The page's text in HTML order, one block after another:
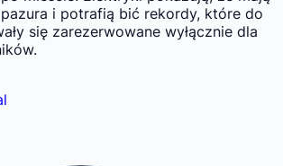
i potrafią bić rekordy, które do
się zarezerwowane wyłącznie dla